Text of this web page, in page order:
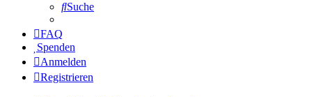
Suche
FAQ
Spenden
Anmelden
Registrieren